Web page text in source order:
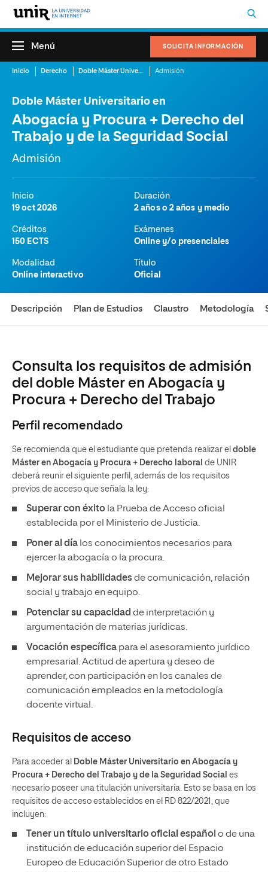
SOLICITA INFORMACIÓN
Menú
Inicio Derecho Doble Máster Universitario en Abogacía y Procura + Derecho del Trabajo y de la Seguridad Social Admisión
Doble Máster Universitario en
Abogacía y Procura + Derecho del
Trabajo y de la Seguridad Social
Admisión
Inicio
19 oct 2026
Duración
2 años o 2 años y medio
Créditos
150 ECTS
Exámenes
Online y/o presenciales
Modalidad
Online interactivo
Título
Oficial
Descripción Plan de Estudios Claustro Metodología
Consulta los requisitos de admisión
del doble Máster en Abogacía y
Procura + Derecho del Trabajo
Perfil recomendado
Se recomienda que el estudiante que pretenda realizar el doble
Máster en Abogacía y Procura + Derecho laboral de UNIR
deberá reunir el siguiente perfil, además de los requisitos
previos de acceso que señala la ley:
Superar con éxito la Prueba de Acceso oficial
establecida por el Ministerio de Justicia.
Poner al día los conocimientos necesarios para
ejercer la abogacía o la procura.
Mejorar sus habilidadesde comunicación, relación
social y trabajo en equipo.
Potenciar su capacidad de interpretación y
argumentación de materias jurídicas.
Vocación específica para el asesoramiento jurídico
empresarial. Actitud de apertura y deseo de
aprender, con participación en los canales de
comunicación empleados en la metodología
docente virtual.
Requisitos de acceso
Para acceder al Doble Máster Universitario en Abogacía y
Procura + Derecho del Trabajo y de la Seguridad Social es
necesario poseer una titulación universitaria. Esto se basa en los
requisitos de acceso establecidos en el RD 822/2021, que
incluyen:
Tener un título universitario oficial español o de una
institución de educación superior del Espacio
Europeo de Educación Superior de otro Estado